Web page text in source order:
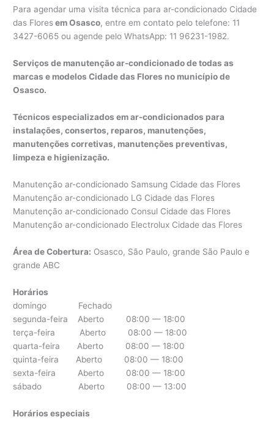
Para agendar uma visita técnica para ar-condicionado Cidade
das Floresem Osasco, entre em contato pelo telefone: 11
3427-6065 ou agende pelo WhatsApp: 11 96231-1982.
Serviços de manutenção ar-condicionado de todas as
marcas e modelos Cidade das Flores no município de
Osasco.
Técnicos especializados em ar-condicionados para
instalações, consertos, reparos, manutenções,
manutenções corretivas, manutenções preventivas,
limpeza e higienização.
Manutenção ar-condicionado Samsung Cidade das Flores
Manutenção ar-condicionado LG Cidade das Flores
Manutenção ar-condicionado Consul Cidade das Flores
Manutenção ar-condicionado Electrolux Cidade das Flores
Área de Cobertura: Osasco, São Paulo, grande São Paulo e
grande ABC
Horários
domingo Fechado
segunda-feira Aberto 08:00 — 18:00
terça-feira Aberto 08:00 — 18:00
quarta-feira Aberto 08:00 — 18:00
quinta-feira Aberto 08:00 — 18:00
sexta-feira Aberto 08:00 — 18:00
sábado Aberto 08:00 — 13:00
Horários especiais